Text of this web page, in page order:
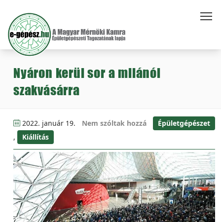
Nyáron kerül sor a milánói
szakvásárra
2022. január 19. Nem szóltak hozzá
Épületgépészet
,
Kiállítás